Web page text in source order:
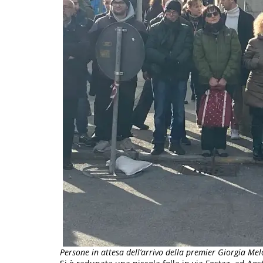
Persone in attesa dell’arrivo della premier Giorgia